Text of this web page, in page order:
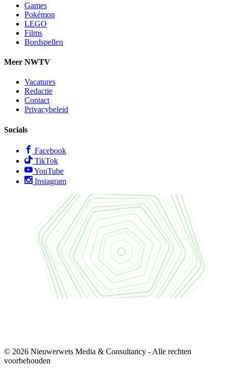
Games
Pokémon
LEGO
Films
Bordspellen
Meer NWTV
Vacatures
Redactie
Contact
Privacybeleid
Socials
Facebook
TikTok
YouTube
Instagram
© 2026 Nieuwerwets Media & Consultancy - Alle rechten
voorbehouden